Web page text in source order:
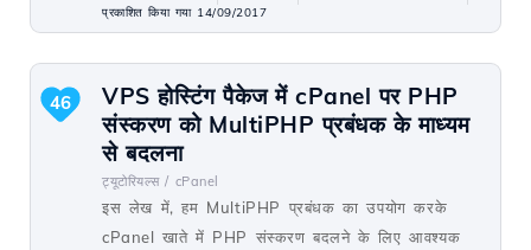
प्रकाशित किया गया 14/09/2017
VPS होस्टिंग पैकेज में cPanel पर PHP
संस्करण को MultiPHP प्रबंधक के माध्यम
से बदलना
ट्यूटोरियल्स / cPanel
इस लेख में, हम MultiPHP प्रबंधक का उपयोग करके
cPanel खाते में PHP संस्करण बदलने के लिए आवश्यक
46